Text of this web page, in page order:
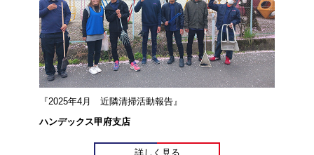
『2025年4月 近隣清掃活動報告』
ハンデックス甲府支店
詳しく見る